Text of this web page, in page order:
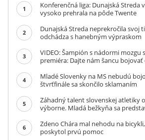
1
Konferenčná liga: Dunajská Streda
vysoko prehrala na pôde Twente
2
Dunajská Streda neprekročila svoj
odchádza s hanebným výpraskom
3
VIDEO: Šampión s nádormi mozgu
premiéra: Dajte nám šancu
4
Mladé Slovenky na MS nebudú
štvrťfinále sa skončilo sklamaním
5
Záhadný talent slovenskej atletiky
výborne. Mladá bežkyňa sa
6
Zdeno Chára mal nehodu na
poskytol prvú pomoc